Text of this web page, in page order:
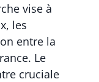
vise à
les
entre la
Le
cruciale